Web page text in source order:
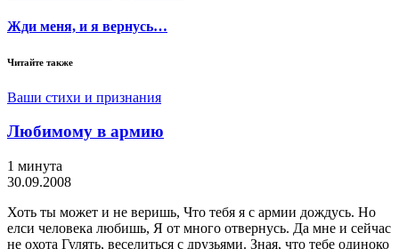
Жди меня, и я вернусь…
Читайте также
Ваши стихи и признания
Любимому в армию
1 минута
30.09.2008
Хоть ты может и не веришь, Что тебя я с армии дождусь. Но
елси человека любишь, Я от много отвернусь. Да мне и сейчас
не охота Гулять, веселиться с друзьями. Зная, что тебе одиноко